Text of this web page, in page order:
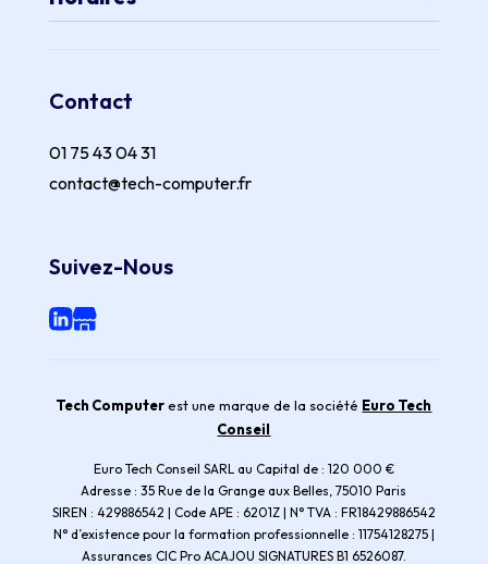
Contact
01 75 43 04 31
contact@tech-computer.fr
Suivez-Nous
Tech Computerest une marque de la société Euro Tech
Conseil
Euro Tech Conseil SARL au Capital de : 120 000 €
Adresse : 35 Rue de la Grange aux Belles, 75010 Paris
SIREN : 429886542 | Code APE : 6201Z | N° TVA : FR18429886542
N° d’existence pour la formation professionnelle : 11754128275 |
Assurances CIC Pro ACAJOU SIGNATURES B1 6526087.